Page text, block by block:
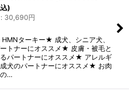
)
: 30,690円
HMNターキー★ 成犬、シニア犬、
トナーにオススメ★ 皮膚・被毛と
パートナーにオススメ★ アレルギ
犬のパートナーにオススメ★ お肉
…